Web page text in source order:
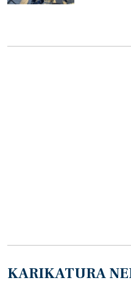
KARIKATURA